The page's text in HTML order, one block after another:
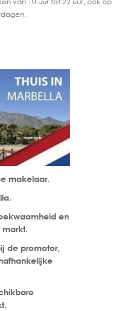
makelaar.
en
de promotor,